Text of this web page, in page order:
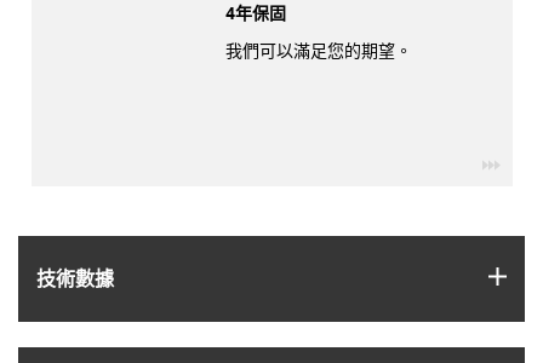
技術數據
4年保固
我們可以滿足您的期望。
igus-